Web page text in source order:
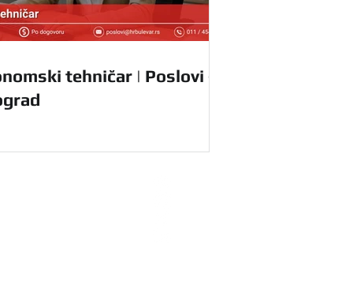
tehničar | Poslovi -